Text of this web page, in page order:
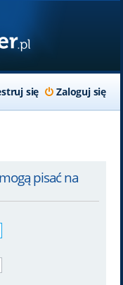
Zaloguj się
się
pisać na